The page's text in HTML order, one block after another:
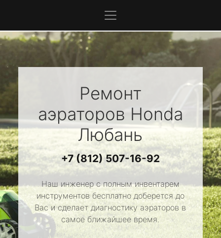
Ремонт
аэраторов Honda
Любань
+7 (812) 507-16-92
Наш инженер с полным инвентарем
инструментов бесплатно доберется до
Вас и сделает диагностику аэраторов в
самое ближайшее время.